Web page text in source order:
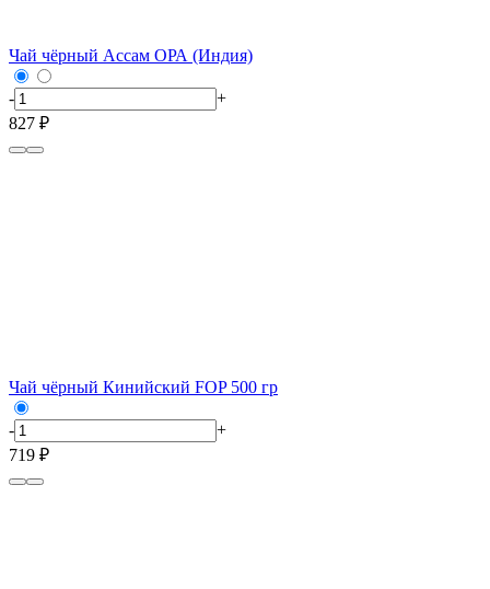
Чай чёрный Ассам ОРА (Индия)
-
+
827 ₽
Чай чёрный Кинийский FOP 500 гр
-
+
719 ₽